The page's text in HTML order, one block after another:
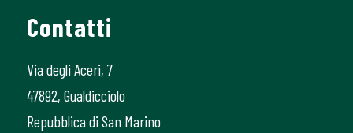
Contatti
Via degli Aceri, 7
47892, Gualdicciolo
Repubblica di San Marino